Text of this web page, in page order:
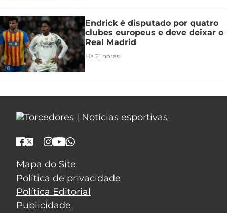
Endrick é disputado por quatro
clubes europeus e deve deixar o
Real Madrid
Há 21 horas
Mapa do Site
Política de privacidade
Política Editorial
Publicidade